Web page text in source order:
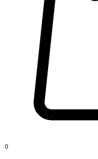
0